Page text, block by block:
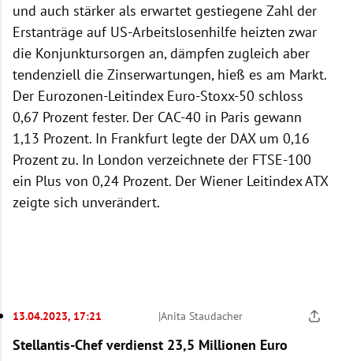
und auch stärker als erwartet gestiegene Zahl der
Erstanträge auf US-Arbeitslosenhilfe heizten zwar
die Konjunktursorgen an, dämpfen zugleich aber
tendenziell die Zinserwartungen, hieß es am Markt.
Der Eurozonen-Leitindex Euro-Stoxx-50 schloss
0,67 Prozent fester. Der CAC-40 in Paris gewann
1,13 Prozent. In Frankfurt legte der DAX um 0,16
Prozent zu. In London verzeichnete der FTSE-100
ein Plus von 0,24 Prozent. Der Wiener Leitindex ATX
zeigte sich unverändert.
13.04.2023, 17:21 |Anita Staudacher
Stellantis-Chef verdienst 23,5 Millionen Euro